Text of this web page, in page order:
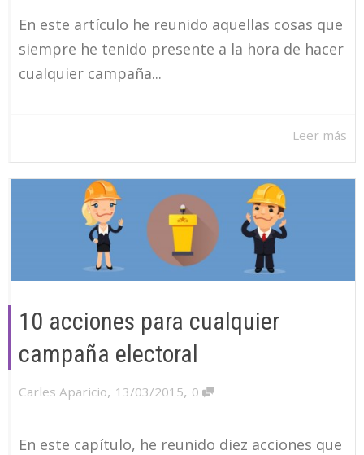
En este artículo he reunido aquellas cosas que
siempre he tenido presente a la hora de hacer
cualquier campaña...
Leer más
10 acciones para cualquier
campaña electoral
Carles Aparicio, 13/03/2015, 0
En este capítulo, he reunido diez acciones que